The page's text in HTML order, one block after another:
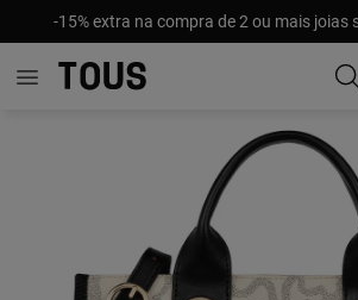
-15% extra na compra de 2 ou mais joias